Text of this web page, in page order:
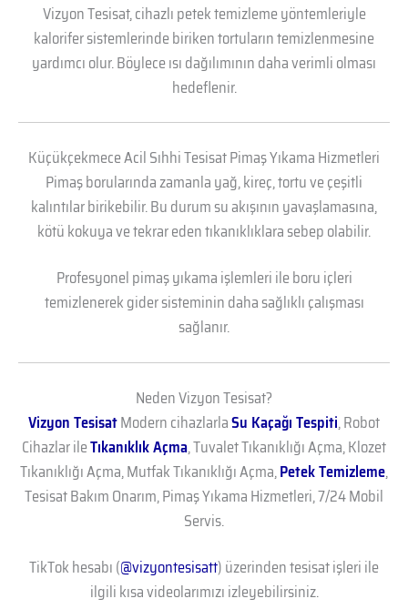
Vizyon Tesisat, cihazlı petek temizleme yöntemleriyle
kalorifer sistemlerinde biriken tortuların temizlenmesine
yardımcı olur. Böylece ısı dağılımının daha verimli olması
hedeflenir.
Küçükçekmece Acil Sıhhi Tesisat Pimaş Yıkama Hizmetleri
Pimaş borularında zamanla yağ, kireç, tortu ve çeşitli
kalıntılar birikebilir. Bu durum su akışının yavaşlamasına,
kötü kokuya ve tekrar eden tıkanıklıklara sebep olabilir.
Profesyonel pimaş yıkama işlemleri ile boru içleri
temizlenerek gider sisteminin daha sağlıklı çalışması
sağlanır.
Neden Vizyon Tesisat?
Vizyon TesisatModern cihazlarlaSu Kaçağı Tespiti, Robot
Cihazlar ileTıkanıklık Açma, Tuvalet Tıkanıklığı Açma, Klozet
Tıkanıklığı Açma, Mutfak Tıkanıklığı Açma,Petek Temizleme,
Tesisat Bakım Onarım, Pimaş Yıkama Hizmetleri, 7/24 Mobil
Servis.
TikTok hesabı (@vizyontesisatt) üzerinden tesisat işleri ile
ilgili kısa videolarımızı izleyebilirsiniz.